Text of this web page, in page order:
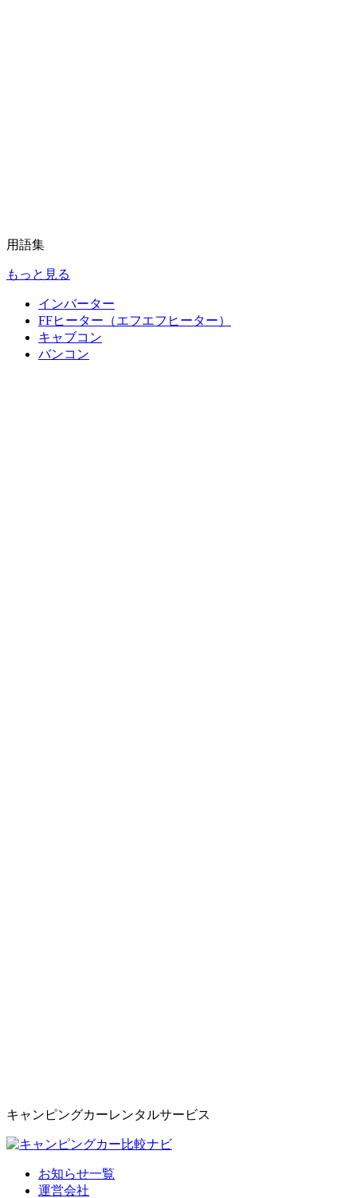
用語集
もっと見る
インバーター
FFヒーター（エフエフヒーター）
キャブコン
バンコン
キャンピングカーレンタルサービス
お知らせ一覧
運営会社